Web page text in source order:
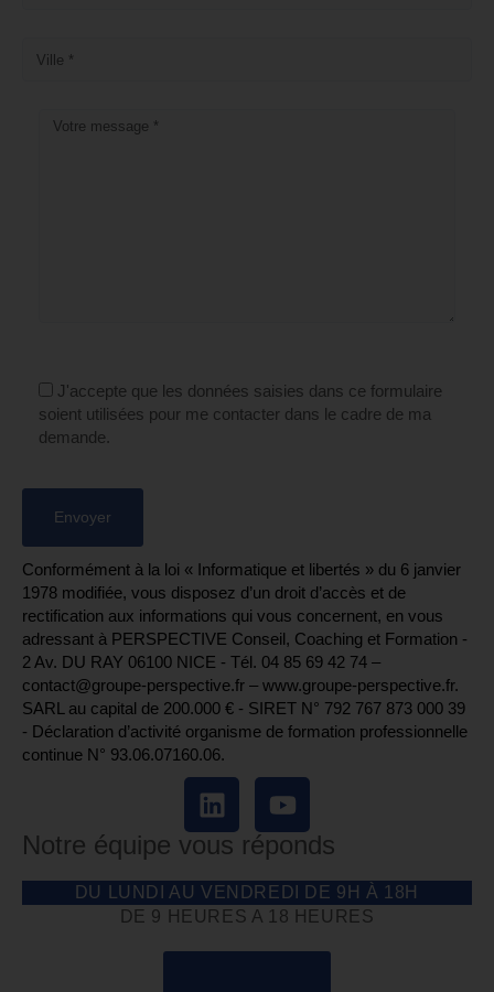
J'accepte que les données saisies dans ce formulaire
soient utilisées pour me contacter dans le cadre de ma
demande.
Conformément à la loi « Informatique et libertés » du 6 janvier
1978 modifiée, vous disposez d’un droit d’accès et de
rectification aux informations qui vous concernent, en vous
adressant à PERSPECTIVE Conseil, Coaching et Formation -
2 Av. DU RAY 06100 NICE - Tél. 04 85 69 42 74⁩ –
contact@groupe-perspective.fr – www.groupe-perspective.fr.
SARL au capital de 200.000 € - SIRET N° 792 767 873 000 39
- Déclaration d’activité organisme de formation professionnelle
continue N° 93.06.07160.06.
Notre équipe vous réponds
DU LUNDI AU VENDREDI DE 9H À 18H
DE 9 HEURES A 18 HEURES